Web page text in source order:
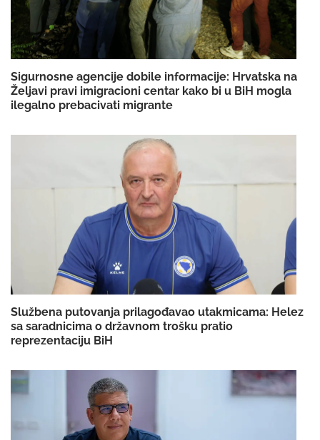
Sigurnosne agencije dobile informacije: Hrvatska na
Željavi pravi imigracioni centar kako bi u BiH mogla
ilegalno prebacivati migrante
Službena putovanja prilagođavao utakmicama: Helez
sa saradnicima o državnom trošku pratio
reprezentaciju BiH